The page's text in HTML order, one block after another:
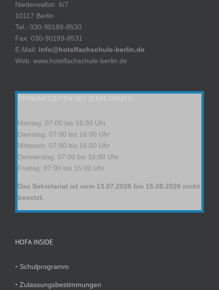
Niederwallstr. 6/7
10117 Berlin
Tel.: 030-90189-8530
Fax: 030-90189-8531
E-Mail: info@hotelfachschule-berlin.de
Web: www.hotelfachschule-berlin.de
ÖFFNUNGSZEITEN DES SEKRETARIATS:
Montag: 07:00 bis 16:00 Uhr
Dienstag: 07:00 bis 16:00 Uhr
Mittwoch: 07:00 bis 16:00 Uhr
Donnerstag: 07:00 bis 16:00 Uhr
Freitag: 07:00 bis 15:00 Uhr
Das Sekretariat ist vom 13.07.2026 bis 15.08.2026 nicht
besetzt.
HOFA INSIDE
• Schulprogramm
•Zulassungsbestimmungen